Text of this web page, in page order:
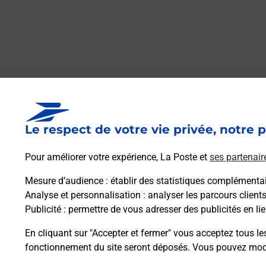
Le respect de votre vie privée, notre
Pour améliorer votre expérience, La Poste et ses
Mesure d’audience : établir des statistiques
Analyse et personnalisation : analyser les parcours
Publicité : permettre de vous adresser des publicités en
En cliquant sur "Accepter et fermer" vous acceptez tous
fonctionnement du site seront déposés. Vous pouvez
Boîte aux lettres La Poste
Collecte du courrier aujourd'hui à 09h00
Rue De L Ecole
Itinéraire